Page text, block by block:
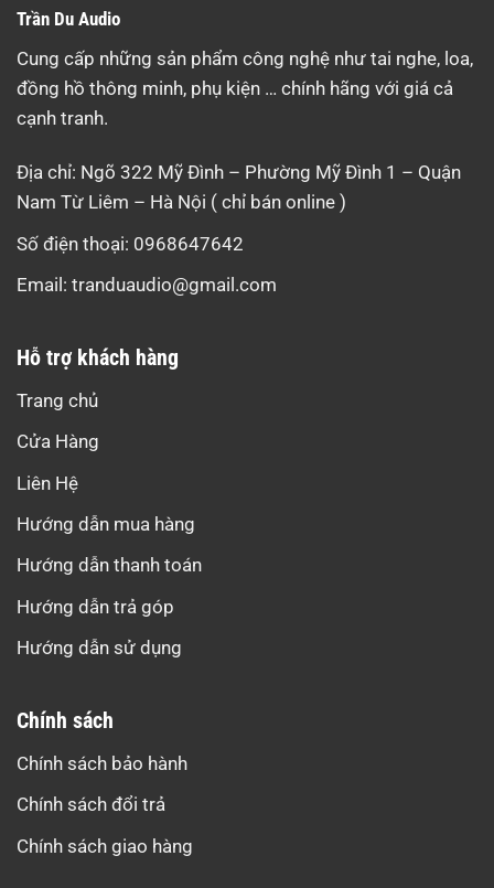
Trần Du Audio
Cung cấp những sản phẩm công nghệ như tai nghe, loa,
đồng hồ thông minh, phụ kiện … chính hãng với giá cả
cạnh tranh.
Địa chỉ: Ngõ 322 Mỹ Đình – Phường Mỹ Đình 1 – Quận
Nam Từ Liêm – Hà Nội ( chỉ bán online )
Số điện thoại: 0968647642
Email: tranduaudio@gmail.com
Hỗ trợ khách hàng
Trang chủ
Cửa Hàng
Liên Hệ
Hướng dẫn mua hàng
Hướng dẫn thanh toán
Hướng dẫn trả góp
Hướng dẫn sử dụng
Chính sách
Chính sách bảo hành
Chính sách đổi trả
Chính sách giao hàng